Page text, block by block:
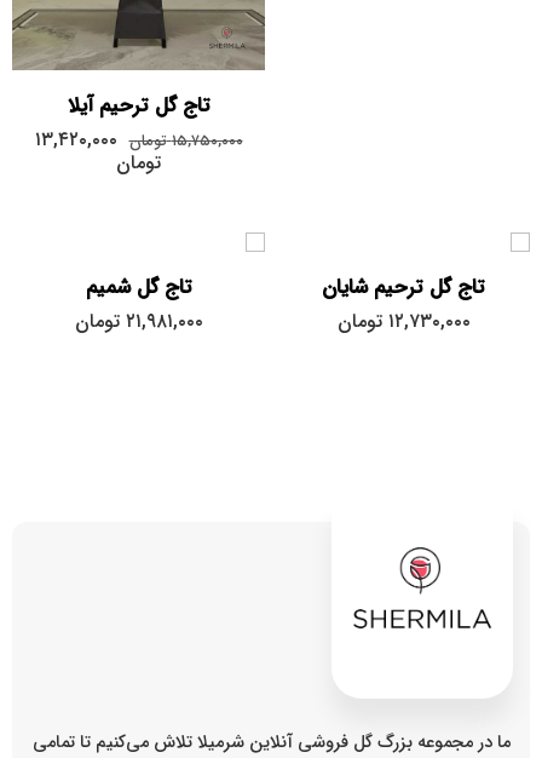
تاج گل ترحیم آیلا
۱۵,۷۵۰,۰۰۰ تومان ۱۳,۴۲۰,۰۰۰
تومان
تاج گل ترحیم شایان
۱۲,۷۳۰,۰۰۰ تومان
تاج گل شمیم
۲۱,۹۸۱,۰۰۰ تومان
ما در مجموعه بزرگ گل فروشی آنلاین شرمیلا تلاش می‌کنیم تا تمامی